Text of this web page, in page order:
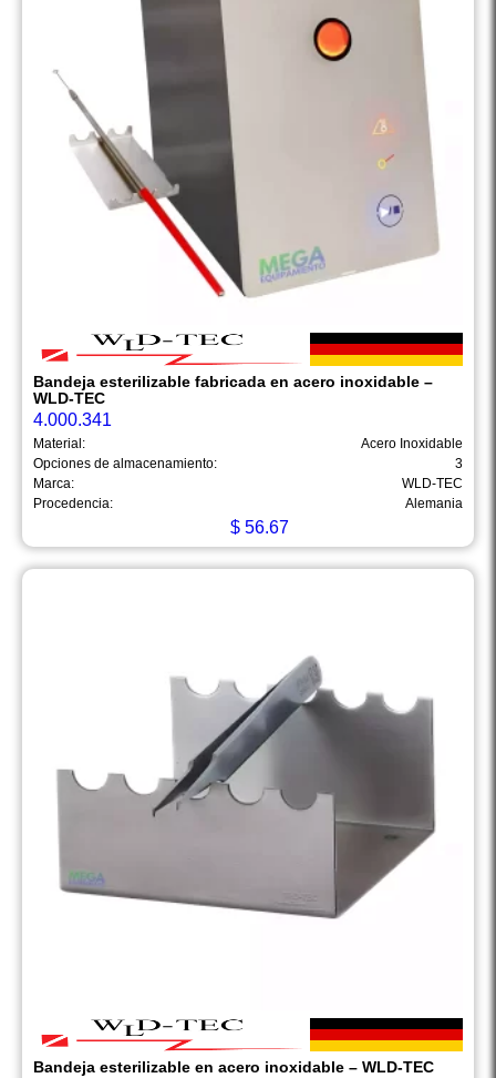
Bandeja esterilizable fabricada en acero inoxidable –
WLD-TEC
4.000.341
Material:
Acero Inoxidable
Opciones de almacenamiento:
3
Marca:
WLD-TEC
Procedencia:
Alemania
$56.67
Bandeja esterilizable en acero inoxidable – WLD-TEC